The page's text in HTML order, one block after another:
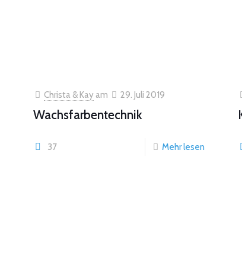
Christa & Kay am 29. Juli 2019
Wachsfarbentechnik
37 Mehr lesen